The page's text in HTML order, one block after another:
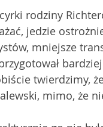
rodziny
jedzie
mniejsze
twierdzimy,
mimo, że